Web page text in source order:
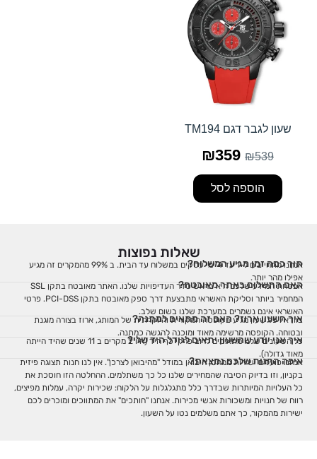
שעון לגבר דגם TM194
₪539
₪359
הוספה לסל
שאלות נפוצות
תוך כמה זמן מגיע המשלוח?
אנחנו מתחייבים ל-1 עד 4 ימי עסקים במשלוח עד הבית. ב 99% מהמקרים זה מגיע
אפילו מהר יותר.
האם התשלום באתר מאובטח?
אבטחת המידע שלכם היא בראש סדר העדיפויות שלנו. האתר מאובטח בתקן SSL
המחמיר ביותר וסליקת האשראי מתבצעת דרך ספק מאובטח בתקן PCI-DSS. פרטי
האשראי אינם נשמרים במערכת שלנו בשום שלב.
איך השעון ארוז? האם זה מתאים למתנה?
בוודאי! כל שעון מגיע בקופסה המקורית והיוקרתית של המותג, ארוז בצורה מוגנת
ובטוחה. הקופסה מרשימה מאוד ומוכנה להגשה כמתנה.
איך אני יודע שהשעון יתאים לגודל היד שלי?
כל השעונים שלנו מתאימים לרוב פרקי כף היד (היו 2 מקרים ב 11 שנים שהיד הייתה
מאוד גדולה).
איפה החנות שלכם נמצאת?
אנחנו פועלים ישירות ממחסן היבואן במודל "מהיבואן לצרכן". אין לנו חנות תצוגה פיזית
בקניון, וזו בדיוק הסיבה שהמחירים שלנו כל כך משתלמים. ההחלטה הזו חוסכת את
כל העלויות המיותרות שבדרך כלל מתגלגלות על הלקוח: שכירות יקרה, עמלות מפיצים,
רווח של חנויות ומשכורות אנשי מכירות. אנחנו "חותכים" את המתווכים ומוכרים לכם
ישירות מהמקור, כך אתם משלמים נטו על השעון.